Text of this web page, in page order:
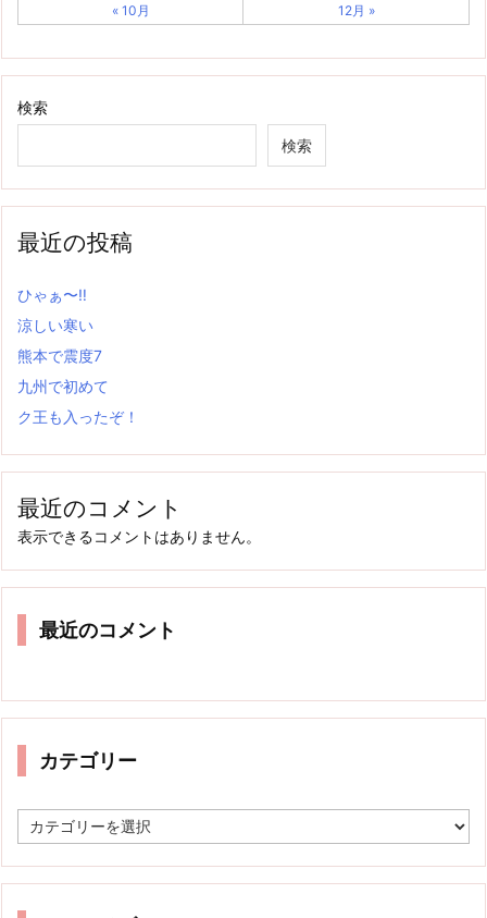
« 10月 12月 »
検索
検索
最近の投稿
ひゃぁ〜‼
涼しい寒い
熊本で震度7
九州で初めて
ク王も入ったぞ！
最近のコメント
表示できるコメントはありません。
最近のコメント
カテゴリー
テ
リ